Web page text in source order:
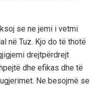
se ne jemi i vetmi
në Tuz. Kjo do të thotë
drejtpërdrejt
dhe efikas dhe të
Ne besojmë se